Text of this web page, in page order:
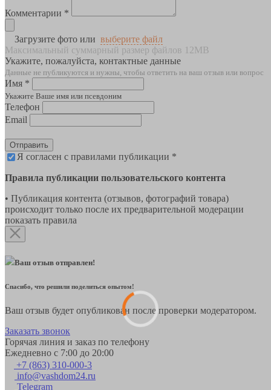
Комментарии *
Загрузите фото или выберите файл
Максимальный суммарный размер файлов 12MB
Укажите, пожалуйста, контактные данные
Данные не публикуются и нужны, чтобы ответить на ваш отзыв или вопрос
Имя *
Укажите Ваше имя или псевдоним
Телефон
Email
Отправить
Я согласен с правилами публикации *
Правила публикации пользовательского контента
• Публикация контента (отзывов, фотографий товара)
происходит только после их предварительной модерации
показать правила
Ваш отзыв отправлен!
Спасибо, что решили поделиться опытом!
Ваш отзыв будет опубликован после проверки модератором.
Заказать звонок
Горячая линия и заказ по телефону
Ежедневно с 7:00 до 20:00
+7 (863) 310-000-3
info@vashdom24.ru
Telegram